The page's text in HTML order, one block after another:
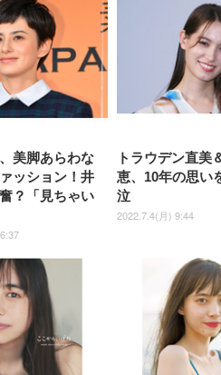
ラッ
チェア 強化バックレスト 30
度ロッキング機能 人間工学 椅
子 腰サポート 90度跳ね上げ
式アームレスト 3Dヘッドレス
ト ハンガー付き 高反発クッシ
ョン PCチェア 通気性メッシ
ュ ゲーミング/勉強/事務用 お
しゃれ パソコンチェア (ブラ
ック)
￥7,680
チ
ロ
腰
ー
ハ
ン
ゲ
ゃ
ト)
￥
イ
￥49,979
HD（
沢
スピー
イベル
￥
トブ
￥1,800
ペ
ワ
販
￥
美脚あらわな
ッション！井
？「見ちゃい
トラウデン直美
恵、10年の思い
泣
2022.7.4(月) 9:44